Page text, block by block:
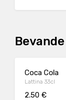
Bevande
Coca Cola
Lattina 33cl
2.50 €